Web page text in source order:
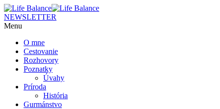
NEWSLETTER
Menu
O mne
Cestovanie
Rozhovory
Poznatky
Úvahy
Príroda
História
Gurmánstvo